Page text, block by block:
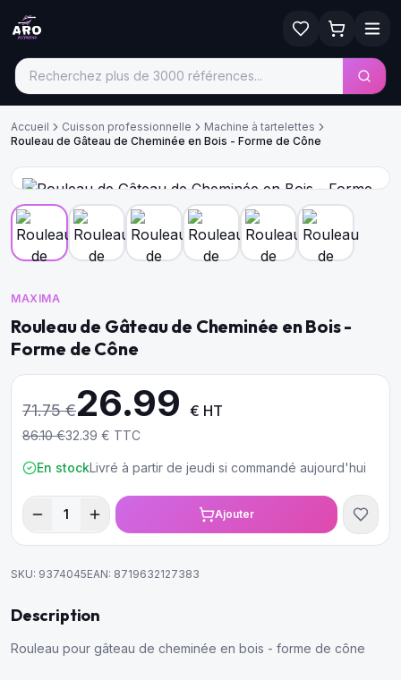
Accueil Cuisson professionnelle
Machine à tartelettes
Rouleau de Gâteau de Cheminée en Bois - Forme de Cône
MAXIMA
Rouleau de Gâteau de Cheminée en Bois -
Forme de Cône
71.75€26.99 € HT
86.10€32.39 € TTC
En stockLivré à partir de jeudi si commandé aujourd'hui
1 Ajouter
SKU: 9374045EAN: 8719632127383
Description
Rouleau pour gâteau de cheminée en bois - forme de cône